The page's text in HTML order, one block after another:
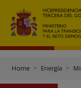
Home Energía